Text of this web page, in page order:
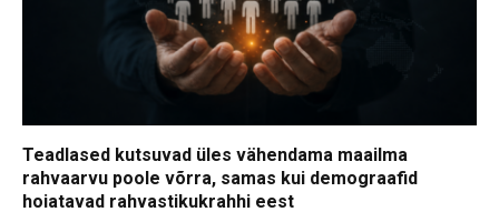
Teadlased kutsuvad üles vähendama maailma
rahvaarvu poole võrra, samas kui demograafid
hoiatavad rahvastikukrahhi eest